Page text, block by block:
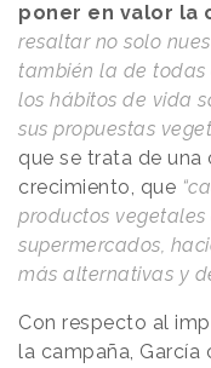
poner en valor la
resaltar no solo
también la de todas
los hábitos de vida
sus propuestas
que se trata de
crecimiento, que
productos vegetales
supermercados,
más alternativas y
Con respecto al
la campaña,